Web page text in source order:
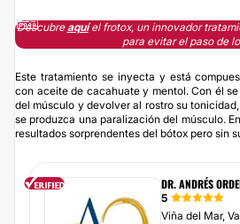
Descubreaquíel frotox, un innovador
para evitar el paso de
Este tratamiento se inyecta y está
con aceite de cacahuate y mentol. Con él
del músculo y devolver al rostro su
se produzca una paralización del músculo.
resultados sorprendentes del bótox pero sin
DR. ANDRÉS
5
Viña del Mar,